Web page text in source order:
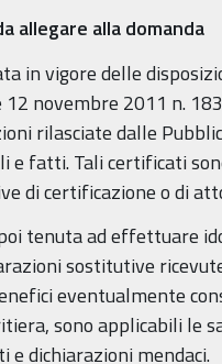
allegare alla domanda
in vigore delle
12 novembre 2011 n.
rilasciate dalle
e fatti. Tali certificati
di certificazione o di
tenuta ad effettuare
sostitutive
eventualmente
sono applicabili le
dichiarazioni mendaci.